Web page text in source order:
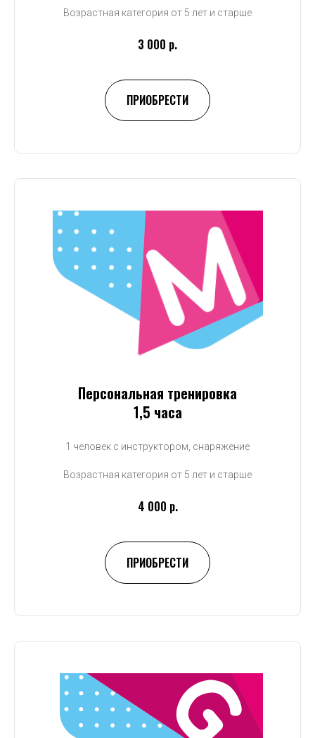
Возрастная категория от 5 лет и старше
3 000 р.
ПРИОБРЕСТИ
Персональная тренировка
1,5 часа
1 человек с инструктором, снаряжение
Возрастная категория от 5 лет и старше
4 000 р.
ПРИОБРЕСТИ